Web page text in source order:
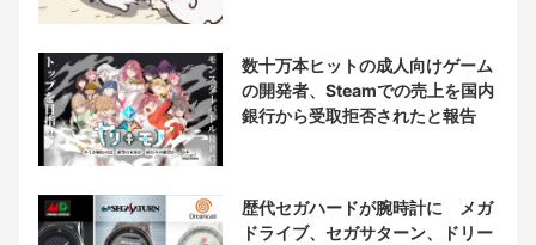
数十万本ヒットの成人向けゲーム
の開発者、Steamでの売上を国内
銀行から受取拒否されたと報告
歴代セガハードが腕時計に メガ
ドライブ、セガサターン、ドリー